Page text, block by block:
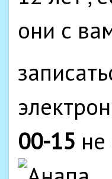
они с
00-15